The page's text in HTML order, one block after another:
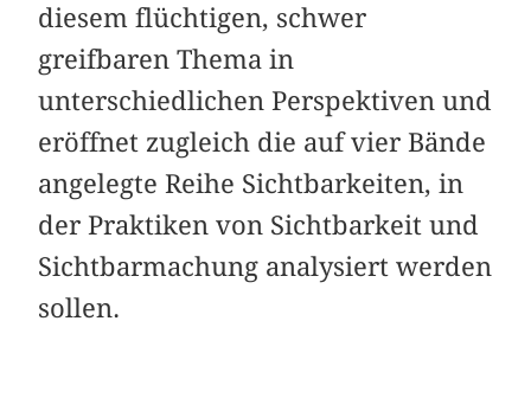
diesem flüchtigen, schwer
greifbaren Thema in
unterschiedlichen Perspektiven und
eröffnet zugleich die auf vier Bände
angelegte Reihe Sichtbarkeiten, in
der Praktiken von Sichtbarkeit und
Sichtbarmachung analysiert werden
sollen.